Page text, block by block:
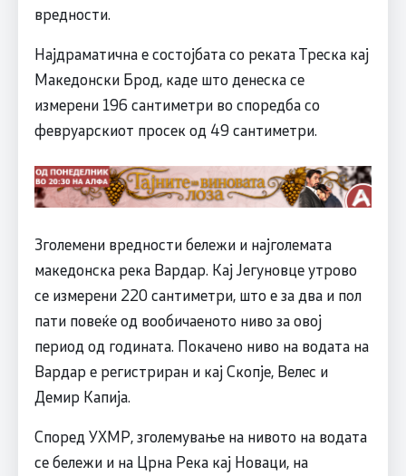
вредности.
Најдраматична е состојбата со реката Треска кај
Македонски Брод, каде што денеска се
измерени 196 сантиметри во споредба со
февруарскиот просек од 49 сантиметри.
Зголемени вредности бележи и најголемата
македонска река Вардар. Кај Јегуновце утрово
се измерени 220 сантиметри, што е за два и пол
пати повеќе од вообичаеното ниво за овој
период од годината. Покачено ниво на водата на
Вардар е регистриран и кај Скопје, Велес и
Демир Капија.
Според УХМР, зголемување на нивото на водата
се бележи и на Црна Река кај Новаци, на